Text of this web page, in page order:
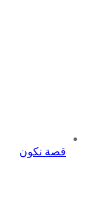
قصة نكون